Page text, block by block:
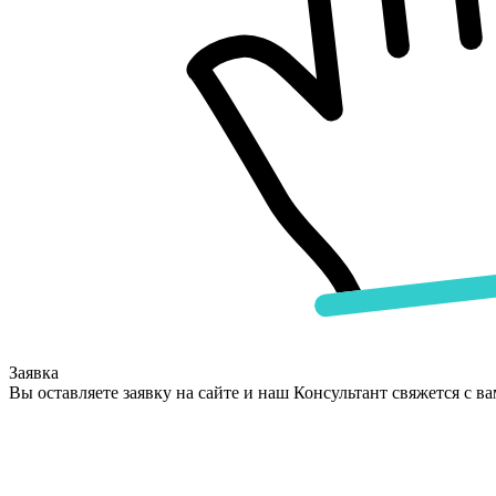
Заявка
Вы оставляете заявку на сайте и наш Консультант свяжется с